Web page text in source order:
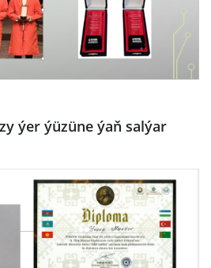
ýer ýüzüne ýaň salýar